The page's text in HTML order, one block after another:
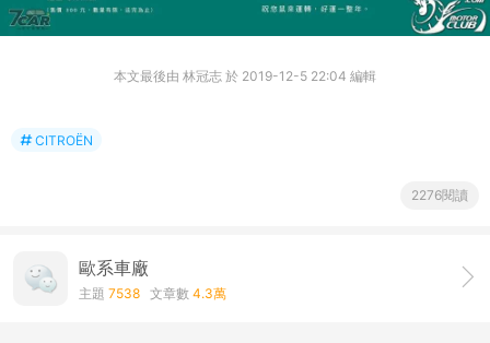
本文最後由 林冠志 於 2019-12-5 22:04 編輯
CITROËN
2276閱讀
歐系車廠
主題 7538 文章數 4.3萬